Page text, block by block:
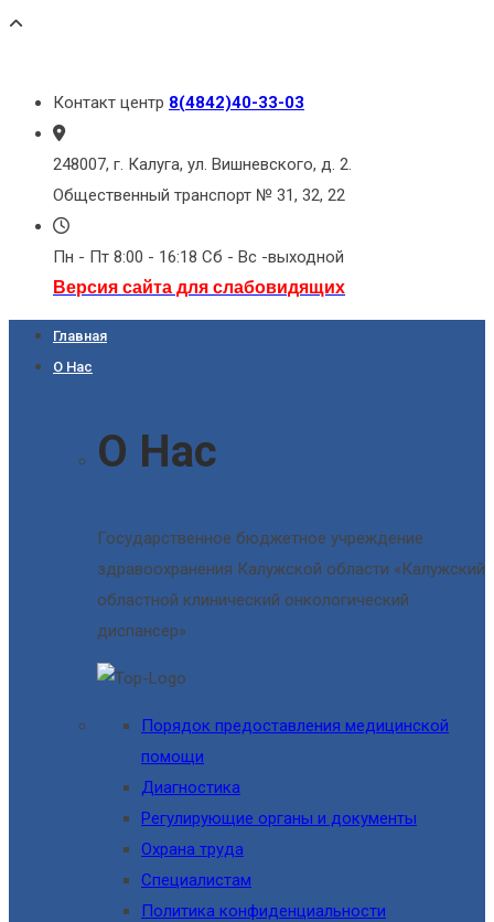
Контакт центр 8(4842)40-33-03
248007, г. Калуга, ул. Вишневского, д. 2.
Общественный транспорт № 31, 32, 22
Пн - Пт 8:00 - 16:18 Сб - Вс -выходной
Версия сайта для слабовидящих
Главная
О Нас
О Нас
Государственное бюджетное учреждение
здравоохранения Калужской области «Калужский
областной клинический онкологический
диспансер»
Порядок предоставления медицинской
помощи
Диагностика
Регулирующие органы и документы
Охрана труда
Специалистам
Политика конфиденциальности